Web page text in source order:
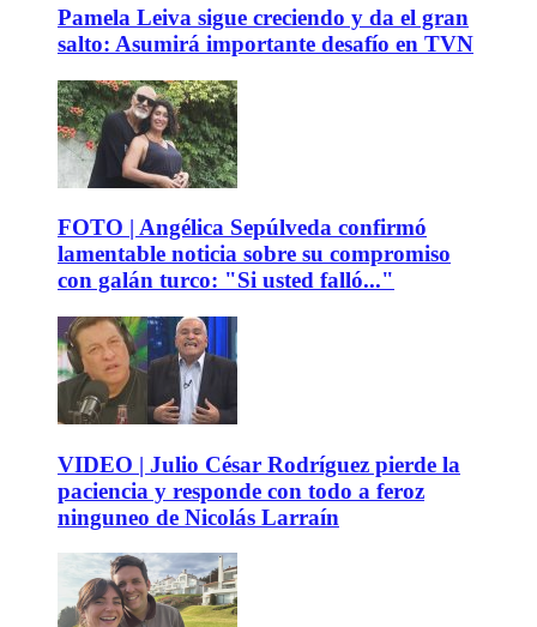
Pamela Leiva sigue creciendo y da el gran
salto: Asumirá importante desafío en TVN
FOTO | Angélica Sepúlveda confirmó
lamentable noticia sobre su compromiso
con galán turco: "Si usted falló..."
VIDEO | Julio César Rodríguez pierde la
paciencia y responde con todo a feroz
ninguneo de Nicolás Larraín